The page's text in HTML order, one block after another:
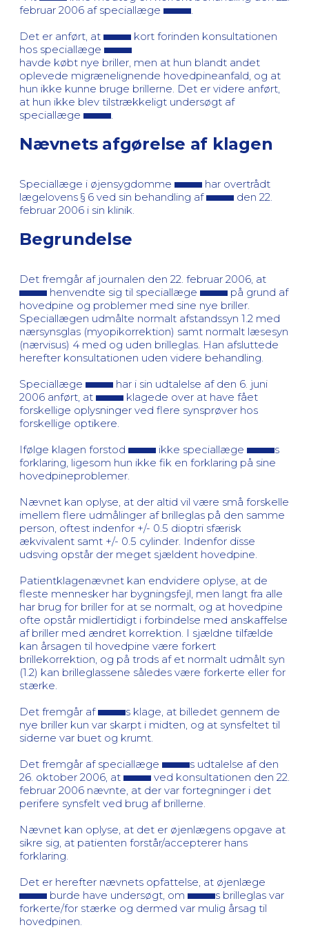
februar 2006 af speciallæge
Det er anført, at
kort forinden konsultationen
hos speciallæge
havde købt nye briller, men at hun blandt andet
oplevede migrænelignende hovedpineanfald, og at
hun ikke kunne bruge brillerne. Det er videre anført,
at hun ikke blev tilstrækkeligt undersøgt af
speciallæge
Nævnets afgørelse af klagen
Speciallæge i øjensygdomme
har overtrådt
lægelovens § 6 ved sin behandling af
den 22.
februar 2006 i sin klinik.
Begrundelse
Det fremgår af journalen den 22. februar 2006, at
henvendte sig til speciallæge
på grund af
hovedpine og problemer med sine nye briller.
Speciallægen udmålte normalt afstandssyn 1.2 med
nærsynsglas (myopikorrektion) samt normalt læsesyn
(nærvisus) 4 med og uden brilleglas. Han afsluttede
herefter konsultationen uden videre behandling.
Speciallæge
har i sin udtalelse af den 6. juni
2006 anført, at
klagede over at have fået
forskellige oplysninger ved flere synsprøver hos
forskellige optikere.
Ifølge klagen forstod
ikke speciallæge
s
forklaring, ligesom hun ikke fik en forklaring på sine
hovedpineproblemer.
Nævnet kan oplyse, at der altid vil være små forskelle
imellem flere udmålinger af brilleglas på den samme
person, oftest indenfor +/- 0.5 dioptri sfærisk
ækvivalent samt +/- 0.5 cylinder. Indenfor disse
udsving opstår der meget sjældent hovedpine.
Patientklagenævnet kan endvidere oplyse, at de
fleste mennesker har bygningsfejl, men langt fra alle
har brug for briller for at se normalt, og at hovedpine
ofte opstår midlertidigt i forbindelse med anskaffelse
af briller med ændret korrektion. I sjældne tilfælde
kan årsagen til hovedpine være forkert
brillekorrektion, og på trods af et normalt udmålt syn
(1.2) kan brilleglassene således være forkerte eller for
stærke.
Det fremgår af
s klage, at billedet gennem de
nye briller kun var skarpt i midten, og at synsfeltet til
siderne var buet og krumt.
Det fremgår af speciallæge
s udtalelse af den
26. oktober 2006, at
ved konsultationen den 22.
februar 2006 nævnte, at der var fortegninger i det
perifere synsfelt ved brug af brillerne.
Nævnet kan oplyse, at det er øjenlægens opgave at
sikre sig, at patienten forstår/accepterer hans
forklaring.
Det er herefter nævnets opfattelse, at øjenlæge
burde have undersøgt, om
s brilleglas var
forkerte/for stærke og dermed var mulig årsag til
hovedpinen.